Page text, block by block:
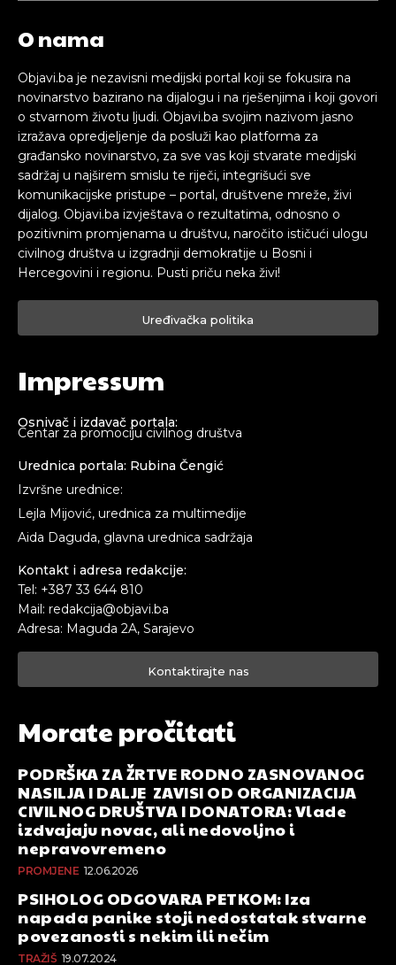
O nama
Objavi.ba je nezavisni medijski portal koji se fokusira na
novinarstvo bazirano na dijalogu i na rješenjima i koji govori
o stvarnom životu ljudi. Objavi.ba svojim nazivom jasno
izražava opredjeljenje da posluži kao platforma za
građansko novinarstvo, za sve vas koji stvarate medijski
sadržaj u najširem smislu te riječi, integrišući sve
komunikacijske pristupe – portal, društvene mreže, živi
dijalog. Objavi.ba izvještava o rezultatima, odnosno o
pozitivnim promjenama u društvu, naročito ističući ulogu
civilnog društva u izgradnji demokratije u Bosni i
Hercegovini i regionu. Pusti priču neka živi!
Uređivačka politika
Impressum
Osnivač i izdavač portala:
Centar za promociju civilnog društva
Urednica portala: Rubina Čengić
Izvršne urednice:
Lejla Mijović, urednica za multimedije
Aida Daguda, glavna urednica sadržaja
Kontakt i adresa redakcije:
Tel: +387 33 644 810
Mail: redakcija@objavi.ba
Adresa: Maguda 2A, Sarajevo
Kontaktirajte nas
Morate pročitati
PODRŠKA ZA ŽRTVE RODNO ZASNOVANOG
NASILJA I DALJE ZAVISI OD ORGANIZACIJA
CIVILNOG DRUŠTVA I DONATORA: Vlade
izdvajaju novac, ali nedovoljno i
nepravovremeno
PROMJENE 12.06.2026
PSIHOLOG ODGOVARA PETKOM: Iza
napada panike stoji nedostatak stvarne
povezanosti s nekim ili nečim
TRAŽIŠ 19.07.2024